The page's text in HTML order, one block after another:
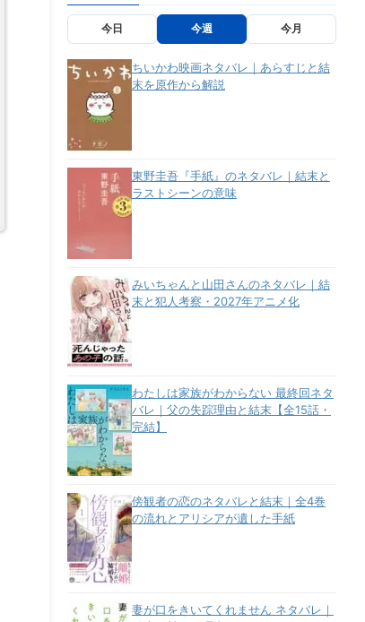
今日 今週 今月
ちいかわ映画ネタバレ｜あらすじと結
末を原作から解説
東野圭吾『手紙』のネタバレ｜結末と
ラストシーンの意味
みいちゃんと山田さんのネタバレ｜結
末と犯人考察・2027年アニメ化
わたしは家族がわからない 最終回ネタ
バレ｜父の失踪理由と結末【全15話・
完結】
傍観者の恋のネタバレと結末｜全4巻
の流れとアリシアが遺した手紙
妻が口をきいてくれません ネタバレ｜